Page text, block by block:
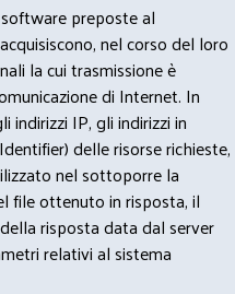
preposte al
nel corso del loro
la cui trasmissione è
di Internet. In
IP, gli indirizzi in
delle risorse richieste,
nel sottoporre la
file ottenuto in risposta, il
risposta data dal server
relativi al sistema